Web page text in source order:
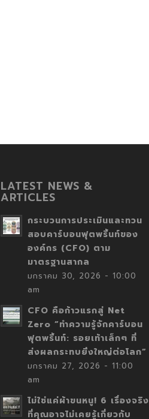
LATEST NEWS &
ARTICLES
กระบวนการประเมินและทวน
สอบคาร์บอนฟุตพริ้นท์ของ
องค์กร (CFO) ตาม
มาตรฐานสากล
มกราคม 30, 2026 - 10:00
am
CFO คือก้าวแรกสู่ Net
Zero “ทำความรู้จักคาร์บอน
ฟุตพริ้นท์: รอยเท้าเล็กๆ ที่
ส่งผลกระทบยิ่งใหญ่ต่อโลก”
มกราคม 27, 2026 - 11:00
am
ไม่ใช่แค่ผ้าขนหนู! 6 เรื่องจริง
ที่คุณอาจไม่เคยรู้เกี่ยวกับ